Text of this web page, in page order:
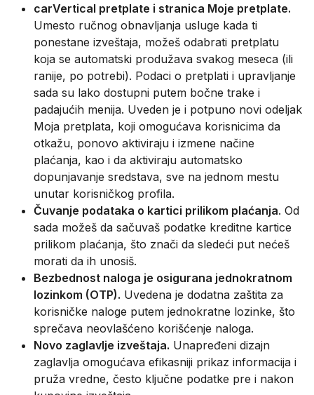
carVertical pretplate i stranica Moje pretplate.
Umesto ručnog obnavljanja usluge kada ti
ponestane izveštaja, možeš odabrati pretplatu
koja se automatski produžava svakog meseca (ili
ranije, po potrebi). Podaci o pretplati i upravljanje
sada su lako dostupni putem bočne trake i
padajućih menija. Uveden je i potpuno novi odeljak
Moja pretplata, koji omogućava korisnicima da
otkažu, ponovo aktiviraju i izmene načine
plaćanja, kao i da aktiviraju automatsko
dopunjavanje sredstava, sve na jednom mestu
unutar korisničkog profila.
Čuvanje podataka o kartici prilikom plaćanja. Od
sada možeš da sačuvaš podatke kreditne kartice
prilikom plaćanja, što znači da sledeći put nećeš
morati da ih unosiš.
Bezbednost naloga je osigurana jednokratnom
lozinkom (OTP). Uvedena je dodatna zaštita za
korisničke naloge putem jednokratne lozinke, što
sprečava neovlašćeno korišćenje naloga.
Novo zaglavlje izveštaja. Unapređeni dizajn
zaglavlja omogućava efikasniji prikaz informacija i
pruža vredne, često ključne podatke pre i nakon